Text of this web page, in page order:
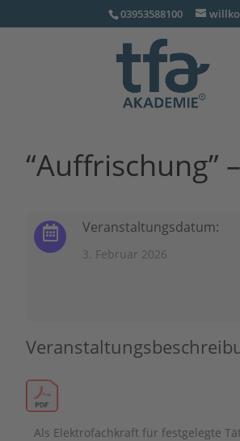
03953588100
“Auffrischung”
Veranstaltungsdatum:
3. Februar 2026
Als Elektrofachkraft für festgelegte